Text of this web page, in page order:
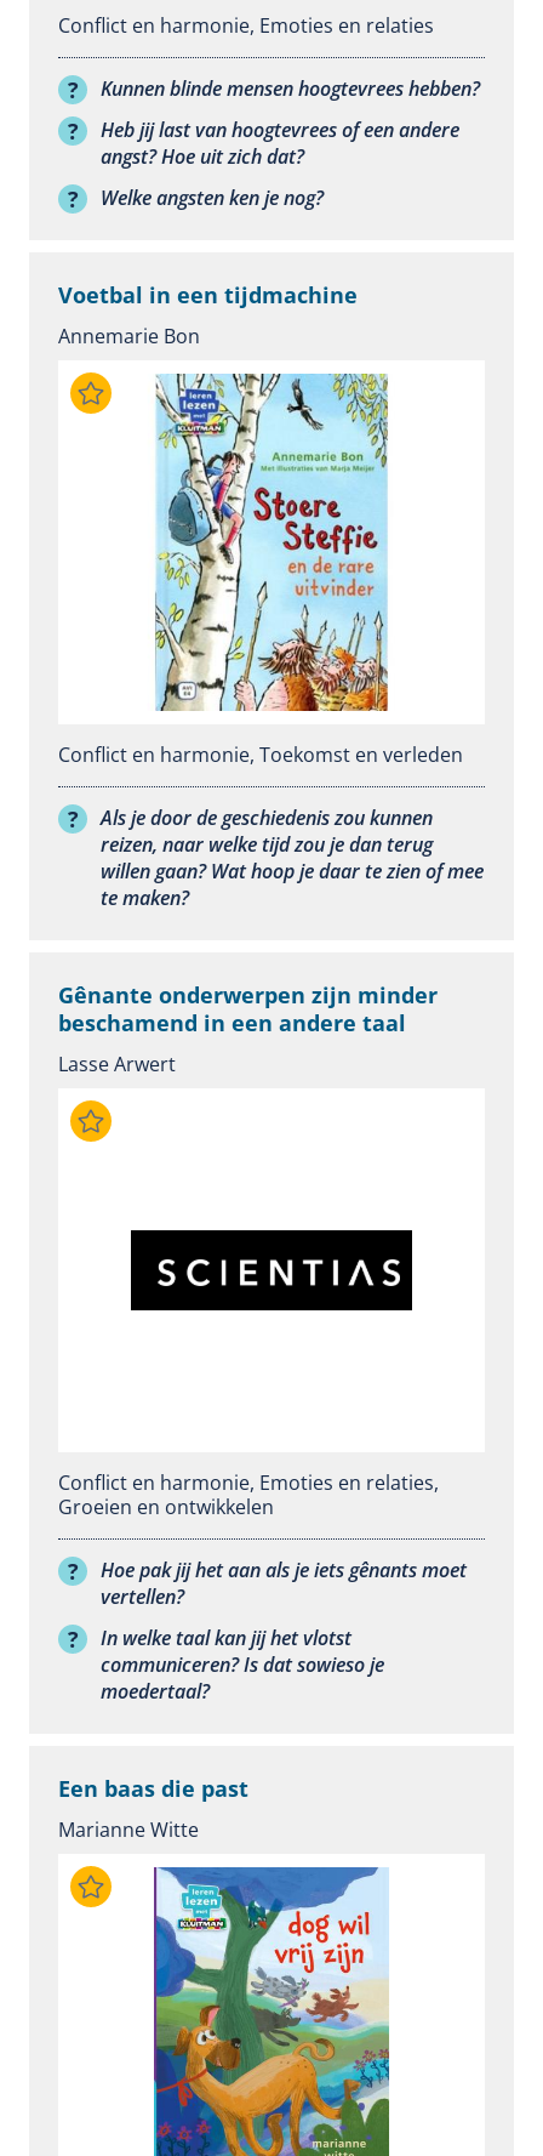
Conflict en harmonie, Emoties en relaties
Kunnen blinde mensen hoogtevrees hebben?
Heb jij last van hoogtevrees of een andere
angst? Hoe uit zich dat?
Welke angsten ken je nog?
Voetbal in een tijdmachine
Annemarie Bon
Conflict en harmonie, Toekomst en verleden
Als je door de geschiedenis zou kunnen
reizen, naar welke tijd zou je dan terug
willen gaan? Wat hoop je daar te zien of mee
te maken?
Gênante onderwerpen zijn minder
beschamend in een andere taal
Lasse Arwert
Conflict en harmonie, Emoties en relaties,
Groeien en ontwikkelen
Hoe pak jij het aan als je iets gênants moet
vertellen?
In welke taal kan jij het vlotst
communiceren? Is dat sowieso je
moedertaal?
Een baas die past
Marianne Witte